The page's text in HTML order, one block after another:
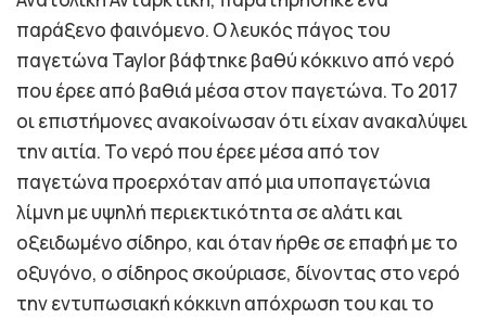
παράξενο φαινόμενο. Ο λευκός πάγος του
παγετώνα Taylor βάφτηκε βαθύ κόκκινο από νερό
που έρεε από βαθιά μέσα στον παγετώνα. Το 2017
οι επιστήμονες ανακοίνωσαν ότι είχαν ανακαλύψει
την αιτία. Το νερό που έρεε μέσα από τον
παγετώνα προερχόταν από μια υποπαγετώνια
λίμνη με υψηλή περιεκτικότητα σε αλάτι και
οξειδωμένο σίδηρο, και όταν ήρθε σε επαφή με το
οξυγόνο, ο σίδηρος σκούριασε, δίνοντας στο νερό
την εντυπωσιακή κόκκινη απόχρωση του και το